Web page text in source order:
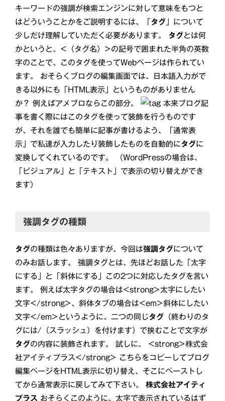
キーワードの強調が検索エンジンに対して意味をもつと
はどういうことかをご説明するには、「タグ」について
少しだけ理解していただく必要があります。 タグとは何
かというと、<（タグ名）>の記号で囲まれた半角の英数
字のことで、このタグを使ってWebページは作られてい
ます。 おそらくブログの編集画面では、日本語入力がで
きる以外にも「HTML表示」というものがありません
か？ 例えばアメブロならこの部分。
本来ブログ記
事を書く際にはこのタグを使って装飾を行うものです
が、それを誰でも簡単に記事が書けるよう、「通常表
示」で私達が入力したり装飾したものを自動的にタグに
変換してくれているのです。 （WordPressの場合は、
「ビジュアル」と「テキスト」で表示の切り替えができ
ます）
強調タグの種類
タグの種類は色々ありますが、今回は強調タグについて
のみお話します。 強調タグとは、先ほどお話した「太字
にする」と「斜体にする」この2つに対応したタグを言い
ます。 例えば太字タグの場合は<strong>太字にしたい
文字</strong>、斜体タブの場合は<em>斜体にしたい
文字</em>というように、二つの同じタグ （終わりのタ
グには/（スラッシュ）を付けます）で挟むことで文字が
タグの内容に装飾されます。 試しに、 <strong>株式会
社アイティプラス</strong> こちらをコピーしてブログ
編集ページをHTML表示に切り替え、そこにペーストし
てから通常表示に戻してみて下さい。 株式会社アイティ